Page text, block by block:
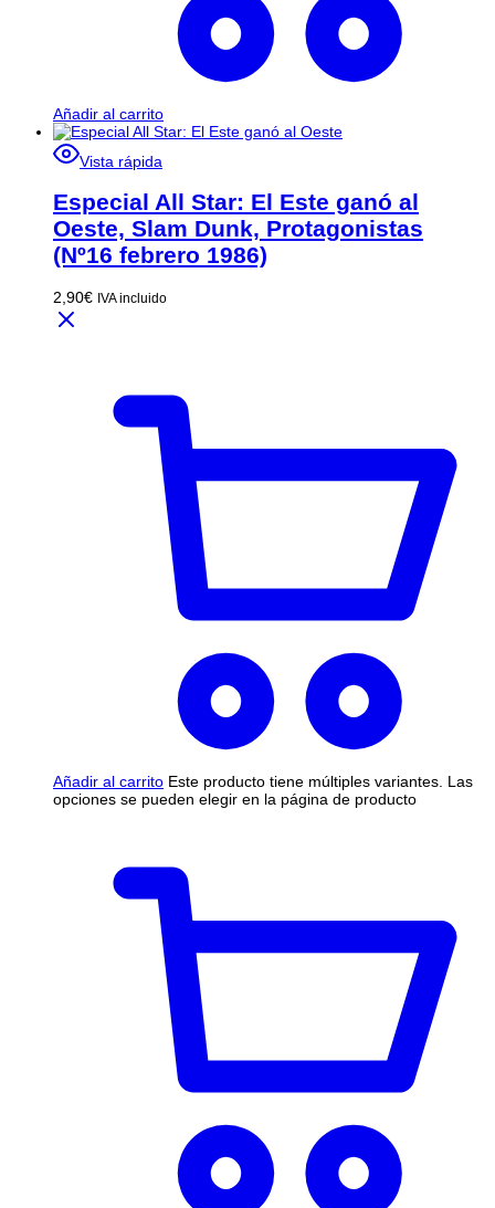
Añadir al carrito
Vista rápida
Especial All Star: El Este ganó al
Oeste, Slam Dunk, Protagonistas
(Nº16 febrero 1986)
2,90€ IVA incluido
Añadir al carrito Este producto tiene múltiples variantes. Las
opciones se pueden elegir en la página de producto